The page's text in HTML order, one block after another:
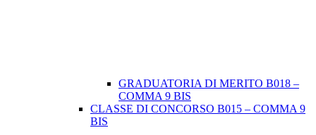
GRADUATORIA DI MERITO B018 –
COMMA 9 BIS
CLASSE DI CONCORSO B015 – COMMA 9
BIS